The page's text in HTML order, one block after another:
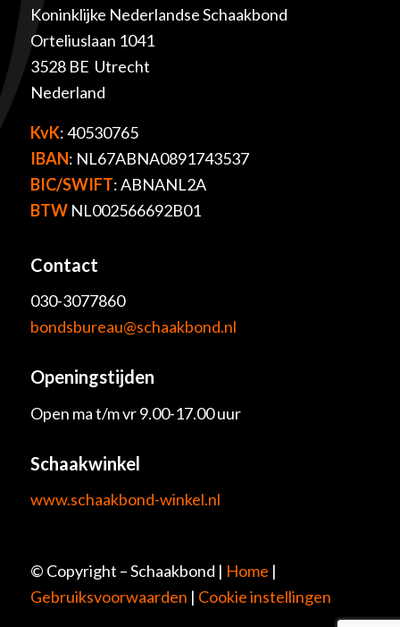
Koninklijke Nederlandse Schaakbond
Orteliuslaan 1041
3528 BE Utrecht
Nederland
KvK: 40530765
IBAN: NL67ABNA0891743537
BIC/SWIFT: ABNANL2A
BTWNL002566692B01
Contact
030-3077860
bondsbureau@schaakbond.nl
Openingstijden
Open ma t/m vr 9.00-17.00 uur
Schaakwinkel
www.schaakbond-winkel.nl
© Copyright – Schaakbond | Home |
Gebruiksvoorwaarden | Cookie instellingen